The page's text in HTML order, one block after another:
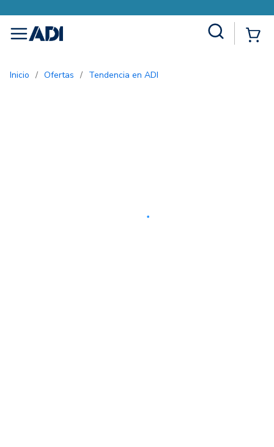
menu
Inicio / Ofertas / Tendencia en ADI